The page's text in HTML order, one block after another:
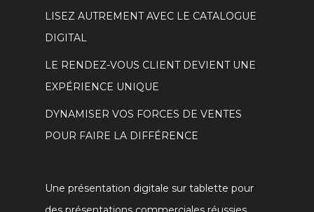
LISEZ AUTREMENT AVEC LE CATALOGUE
DIGITAL
LE RENDEZ-VOUS CLIENT DEVIENT UNE
EXPÉRIENCE UNIQUE
DYNAMISER VOS FORCES DE VENTES
POUR FAIRE LA DIFFÉRENCE
Une présentation digitale sur tablette pour